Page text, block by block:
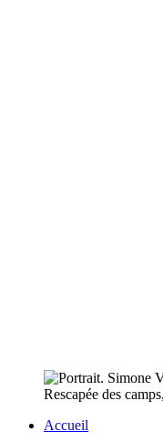
Rescapée des
Accueil